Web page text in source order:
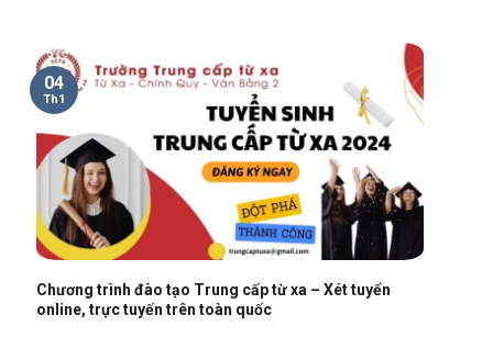
Chương trình đào tạo Trung cấp từ xa – Xét tuyển
online, trực tuyến trên toàn quốc
04
Th1